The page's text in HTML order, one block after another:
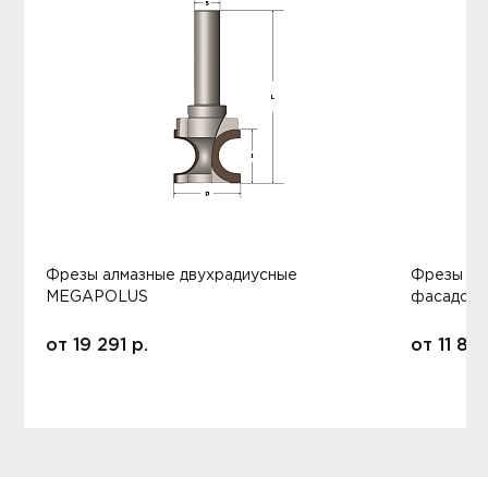
Фрезы алмазные двухрадиусные
MEGAPOLUS
от 19 291 р.
Фрезы
фасадов
от 11